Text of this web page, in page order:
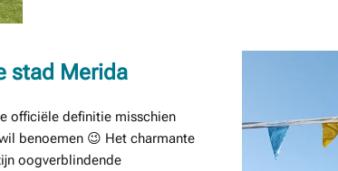
stad Merida
officiële definitie misschien
benoemen 😉 Het charmante
oogverblindende